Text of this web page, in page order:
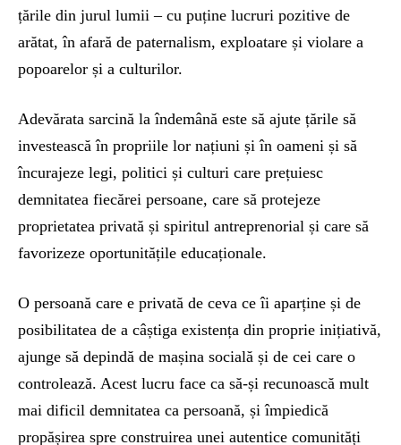
țările din jurul lumii – cu puține lucruri pozitive de
arătat, în afară de paternalism, exploatare și violare a
popoarelor și a culturilor.
Adevărata sarcină la îndemână este să ajute țările să
investească în propriile lor națiuni și în oameni și să
încurajeze legi, politici și culturi care prețuiesc
demnitatea fiecărei persoane, care să protejeze
proprietatea privată și spiritul antreprenorial și care să
favorizeze oportunitățile educaționale.
O persoană care e privată de ceva ce îi aparține și de
posibilitatea de a câștiga existența din proprie inițiativă,
ajunge să depindă de mașina socială și de cei care o
controlează. Acest lucru face ca să-și recunoască mult
mai dificil demnitatea ca persoană, și împiedică
propășirea spre construirea unei autentice comunități